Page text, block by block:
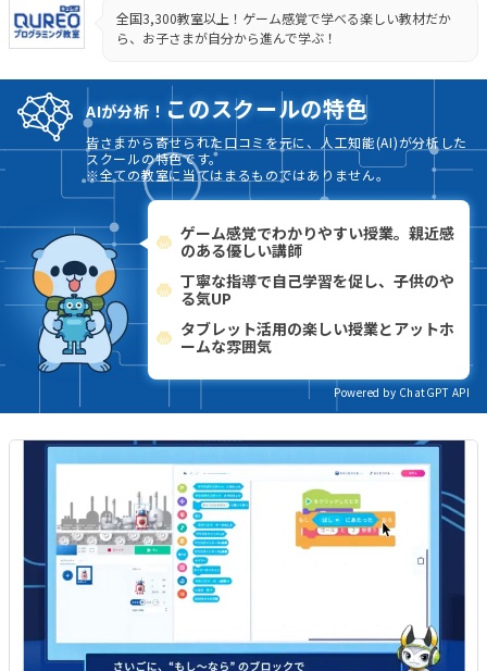
全国3,300教室以上！ゲーム感覚で学べる楽しい教材だか
ら、お子さまが自分から進んで学ぶ！
AIが分析！ このスクールの特色
皆さまから寄せられた口コミを元に、人工知能(AI)が分析した
スクールの特色です。
※全ての教室に当てはまるものではありません。
ゲーム感覚でわかりやすい授業。親近感
のある優しい講師
丁寧な指導で自己学習を促し、子供のや
る気UP
タブレット活用の楽しい授業とアットホ
ームな雰囲気
Powered by ChatGPT API